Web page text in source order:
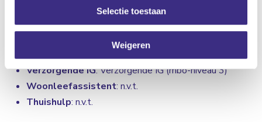
Selectie toestaan
Weigeren
Zorgcoördinator: hbo-v (hbo)
Wijkverpleegkundige : mbo-v/hbo-v (mbo 4/hbo)
: mbo-v/hbo-v (mbo-niveau 4/hbo)
Verzorgende IG: Verzorgende IG (mbo-niveau 3)
Woonleefassistent: n.v.t.
Thuishulp: n.v.t.